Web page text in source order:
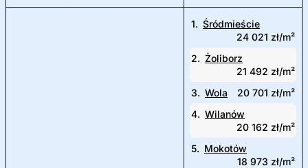
1. Śródmieście
24 021 zł/m²
2. Żoliborz
21 492 zł/m²
3. Wola
20 701 zł/m²
4. Wilanów
20 162 zł/m²
5. Mokotów
18 973 zł/m²